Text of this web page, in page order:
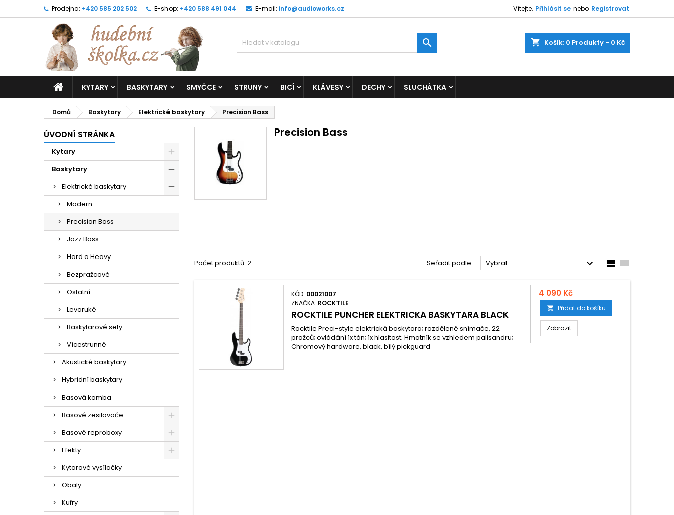
Prodejna: +420 585 202 502 E-shop: +420 588 491 044 E-mail: info@audioworks.cz Vítejte, Přihlásit se nebo Registrovat
shopping_cart Košík: 0 Produkty - 0 Kč

KYTARY BASKYTARY SMYČCE STRUNY BICÍ KLÁVESY DECHY SLUCHÁTKA
Domů Baskytary Elektrické baskytary Precision Bass
ÚVODNÍ STRÁNKA
Kytary
Baskytary
Elektrické baskytary
Modern
Precision Bass
Jazz Bass
Hard a Heavy
Bezpražcové
Ostatní
Levoruké
Baskytarové sety
Vícestrunné
Akustické baskytary
Hybridní baskytary
Basová komba
Basové zesilovače
Basové reproboxy
Efekty
Kytarové vysílačky
Obaly
Kufry
Precision Bass
Počet produktů: 2 Seřadit podle: Vybrat   
KÓD: 00021007
ZNAČKA: ROCKTILE
ROCKTILE PUNCHER ELEKTRICKÁ BASKYTARA BLACK
Rocktile Preci-style elektrická baskytara; rozdělené snímače, 22
pražců; ovládání 1x tón; 1x hlasitost; Hmatník se vzhledem palisandru;
Chromový hardware, black, bílý pickguard
4 090 Kč
 Přidat do košíku
Zobrazit